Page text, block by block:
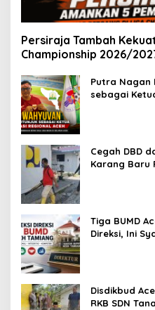
Persiraja Tambah
Championship 2026/
Putra Nagan
sebagai
Cegah DBD
Karang Baru
Tiga BUMD
Direksi, Ini
Disdikbud
RKB SDN